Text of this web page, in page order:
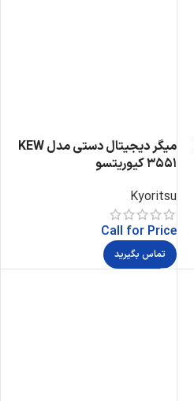
میگر دیجیتال دستی مدل KEW
3551 کیوریتسو
Kyoritsu
Call for Price
تماس بگیرید